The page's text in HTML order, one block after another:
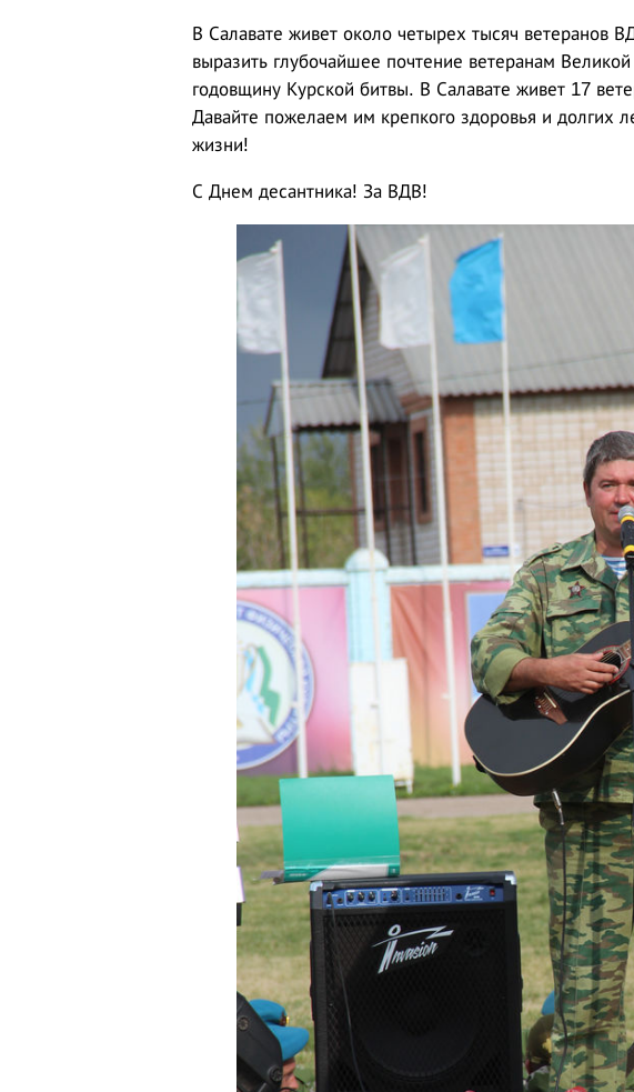
В Салавате живет около четырех тысяч ветеранов
выразить глубочайшее почтение ветеранам
годовщину Курской битвы. В Салавате живет 17
Давайте пожелаем им крепкого здоровья и долгих
жизни!
С Днем десантника! За ВДВ!